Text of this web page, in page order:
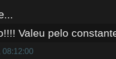
Valeu pelo
08:12:00